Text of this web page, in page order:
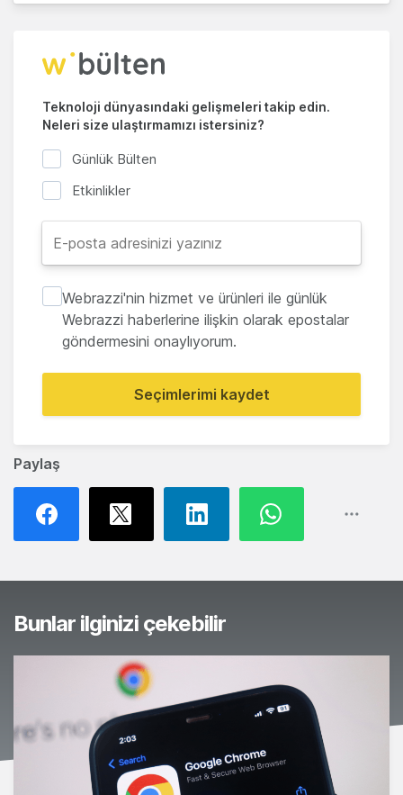
Paylaş
Teknoloji dünyasındaki gelişmeleri takip edin.
Neleri size ulaştırmamızı istersiniz?
Günlük Bülten
Etkinlikler
Webrazzi'nin hizmet ve ürünleri ile günlük
Webrazzi haberlerine ilişkin olarak epostalar
göndermesini onaylıyorum.
Seçimlerimi kaydet
Bunlar ilginizi çekebilir